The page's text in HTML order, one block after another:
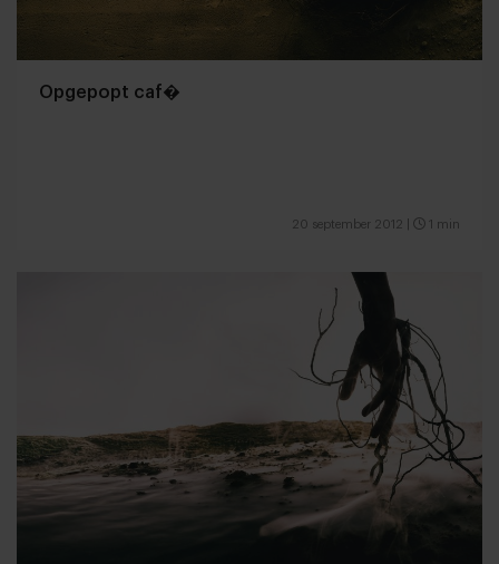
Opgepopt caf�
20 september 2012 1 min